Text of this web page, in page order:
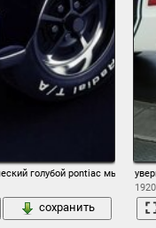
голубой pontiac мышцы
сохранить